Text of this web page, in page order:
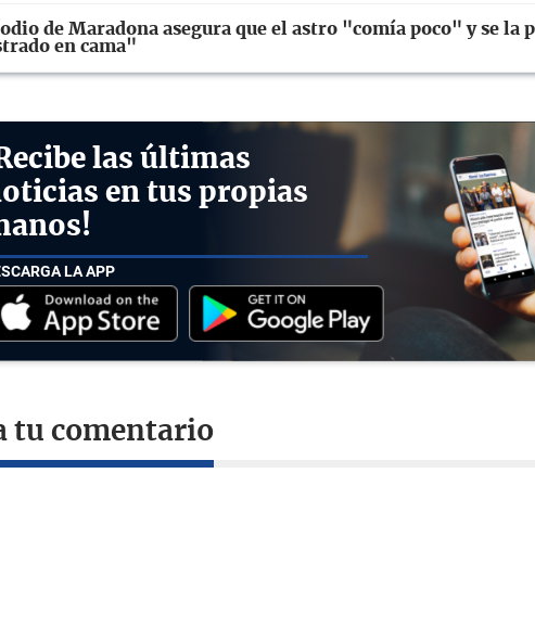
de Maradona asegura que el astro "comía poco" y se la
en cama"
las últimas
en tus propias
LA APP
tu comentario